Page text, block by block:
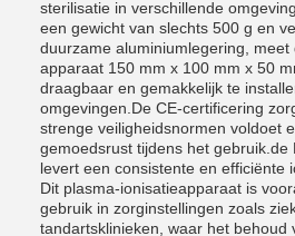
sterilisatie in verschillende
een gewicht van slechts 500 g en
duurzame aluminiumlegering,
apparaat 150 mm x 100 mm x 50
draagbaar en gemakkelijk te
omgevingen.De CE-certificering
strenge veiligheidsnormen voldoet
gemoedsrust tijdens het gebruik.de
levert een consistente en efficiënte
Dit plasma-ionisatieapparaat is
gebruik in zorginstellingen zoals
tandartsklinieken, waar het behoud